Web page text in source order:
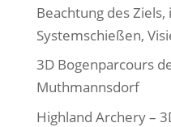
Beachtung des
Systemschießen,
3D Bogenparcours
Muthmannsdorf
Highland Archery –